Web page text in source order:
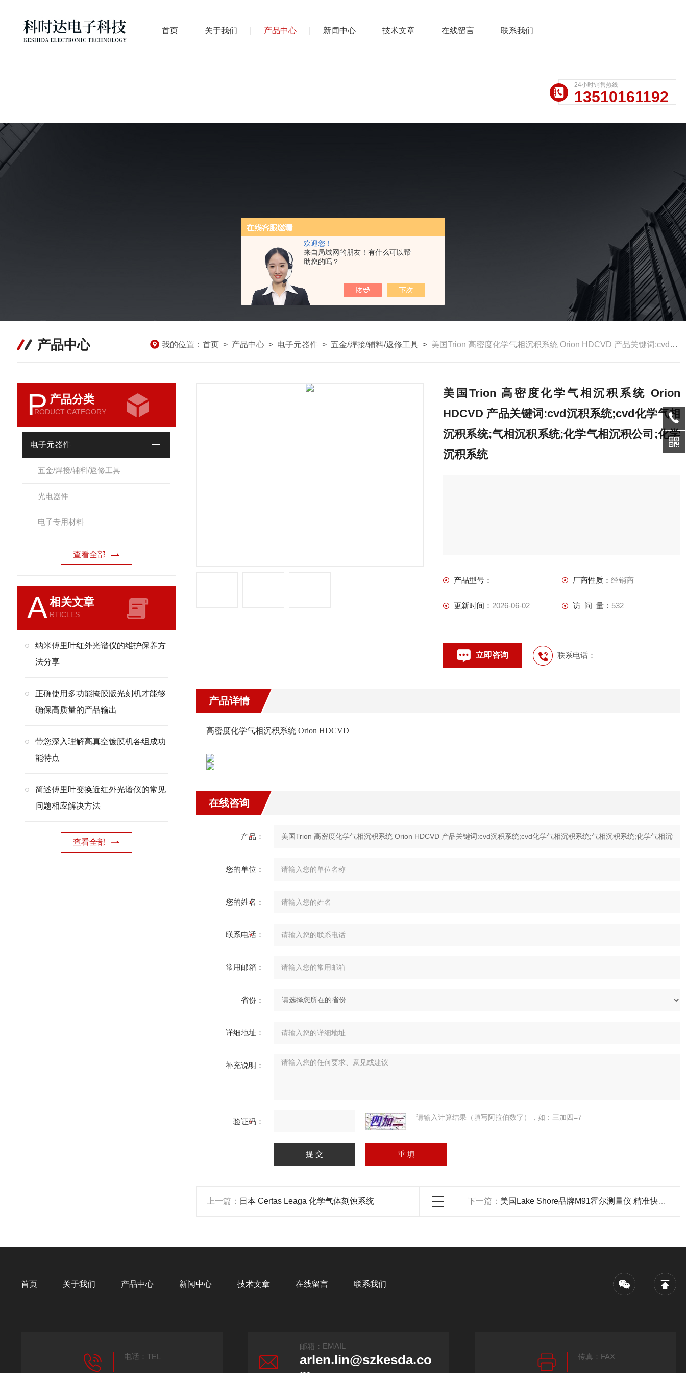
欢迎您！
来自局域网的朋友！有什么可以帮
助您的吗？
首页 关于我们 产品中心 新闻中心 技术文章 在线留言 联系我们
24小时销售热线
13510161192
产品中心 我的位置： 首页 > 产品中心 > 电子元器件 > 五金/焊接/辅料/返修工具 > 美国Trion 高密度化学气相沉积系统 Orion HDCVD 产品关键词:cvd沉积系统;cvd化学气相沉积系统;气相沉积系统;化学气相沉积公司;化学沉积系统
P 产品分类
RODUCT CATEGORY
电子元器件
五金/焊接/辅料/返修工具
光电器件
电子专用材料
查看全部
A相关文章
RTICLES
纳米傅里叶红外光谱仪的维护保养方
法分享
正确使用多功能掩膜版光刻机才能够
确保高质量的产品输出
带您深入理解高真空镀膜机各组成功
能特点
简述傅里叶变换近红外光谱仪的常见
问题相应解决方法
查看全部
美国Trion 高密度化学气相沉积系统 Orion
HDCVD 产品关键词:cvd沉积系统;cvd化学气相
沉积系统;气相沉积系统;化学气相沉积公司;化学
沉积系统
产品型号： 厂商性质： 经销商
更新时间： 2026-06-02 访 问 量： 532
立即咨询 联系电话：
产品详情
高密度化学气相沉积系统 Orion HDCVD
在线咨询
产品：
您的单位：
您的姓名：
联系电话：
常用邮箱：
省份：
详细地址：
补充说明：
验证码： 请输入计算结果（填写阿拉伯数字），如：三加四=7
上一篇： 日本 Certas Leaga 化学气体刻蚀系统 下一篇： 美国Lake Shore品牌M91霍尔测量仪 精准快速售后齐全
首页 关于我们 产品中心 新闻中心 技术文章 在线留言 联系我们
电话：TEL
邮箱：EMAIL
arlen.lin@szkesda.co
传真：FAX